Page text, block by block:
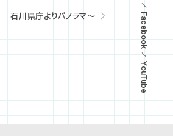
石川県庁よりパノラマ～ Facebook
YouTube